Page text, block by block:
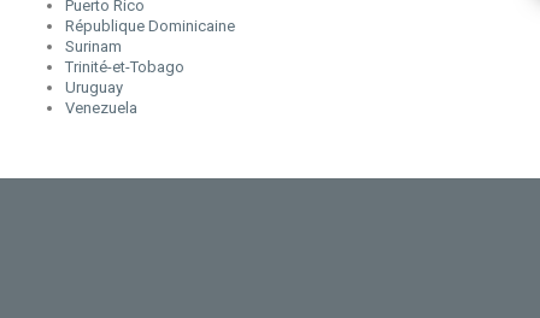
Puerto Rico
République Dominicaine
Surinam
Trinité-et-Tobago
Uruguay
Venezuela